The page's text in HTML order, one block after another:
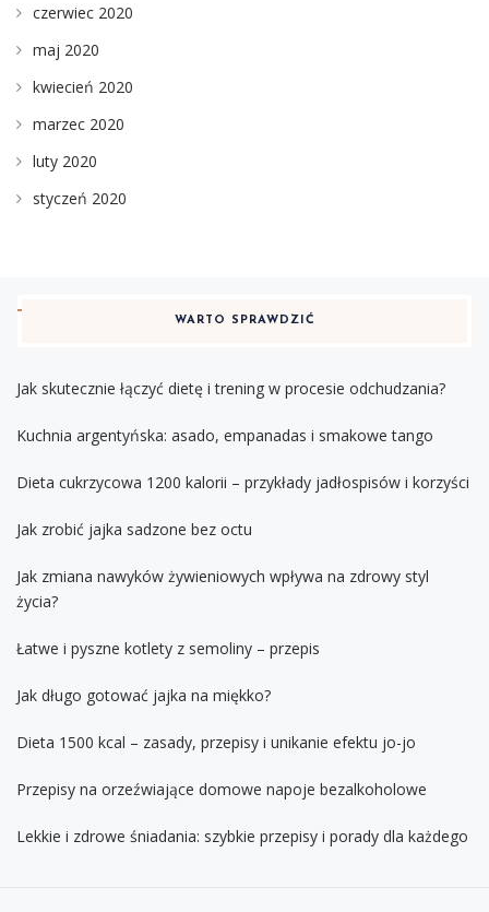
czerwiec 2020
maj 2020
kwiecień 2020
marzec 2020
luty 2020
styczeń 2020
WARTO SPRAWDZIĆ
Jak skutecznie łączyć dietę i trening w procesie odchudzania?
Kuchnia argentyńska: asado, empanadas i smakowe tango
Dieta cukrzycowa 1200 kalorii – przykłady jadłospisów i korzyści
Jak zrobić jajka sadzone bez octu
Jak zmiana nawyków żywieniowych wpływa na zdrowy styl
życia?
Łatwe i pyszne kotlety z semoliny – przepis
Jak długo gotować jajka na miękko?
Dieta 1500 kcal – zasady, przepisy i unikanie efektu jo-jo
Przepisy na orzeźwiające domowe napoje bezalkoholowe
Lekkie i zdrowe śniadania: szybkie przepisy i porady dla każdego